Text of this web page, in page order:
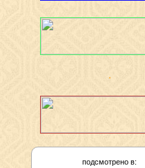
подсмотрено в: